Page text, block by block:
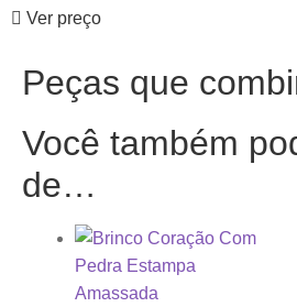
Ver preço
Peças que
Você também
de…